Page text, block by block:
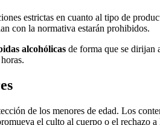
estrictas en cuanto al tipo de
con la normativa estarán prohibidos.
alcohólicas de forma que se dirijan
de los menores de edad. Los
el culto al cuerpo o el rechazo